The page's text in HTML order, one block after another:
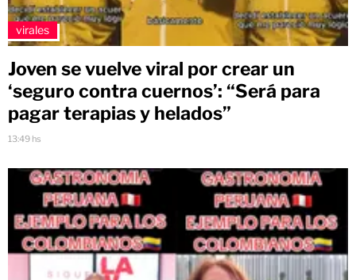
virales
Joven se vuelve viral por crear un
‘seguro contra cuernos’: “Será para
pagar terapias y helados”
13:49 hs